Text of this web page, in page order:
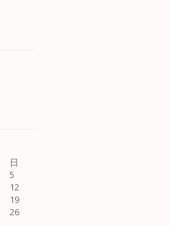
日
5
12
19
26